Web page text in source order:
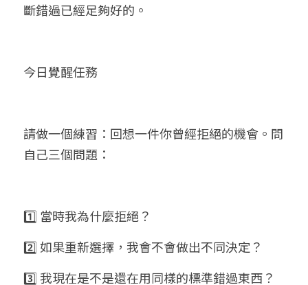
斷錯過已經足夠好的。
今日覺醒任務
請做一個練習：回想一件你曾經拒絕的機會。問
自己三個問題：
1️⃣ 當時我為什麼拒絕？
2️⃣ 如果重新選擇，我會不會做出不同決定？
3️⃣ 我現在是不是還在用同樣的標準錯過東西？